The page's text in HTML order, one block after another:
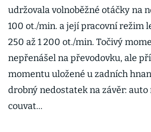
udržovala volnoběžné otáčky na
100 ot./min. a její pracovní režim
250 až 1 200 ot./min. Točivý
nepřenášel na převodovku, ale
momentu uložené u zadních
drobný nedostatek na závěr: auto
couvat…